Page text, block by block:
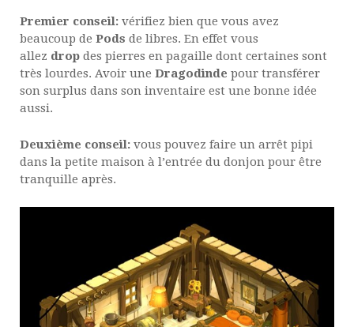
Premier conseil: vérifiez bien que vous avez
beaucoup de Pods de libres. En effet vous
allez drop des pierres en pagaille dont certaines sont
très lourdes. Avoir une Dragodinde pour transférer
son surplus dans son inventaire est une bonne idée
aussi.
Deuxième conseil: vous pouvez faire un arrêt pipi
dans la petite maison à l’entrée du donjon pour être
tranquille après.